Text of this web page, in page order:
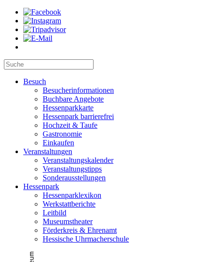
Besuch
Besucherinformationen
Buchbare Angebote
Hessenparkkarte
Hessenpark barrierefrei
Hochzeit & Taufe
Gastronomie
Einkaufen
Veranstaltungen
Veranstaltungskalender
Veranstaltungstipps
Sonderausstellungen
Hessenpark
Hessenparklexikon
Werkstattberichte
Leitbild
Museumstheater
Förderkreis & Ehrenamt
Hessische Uhrmacherschule